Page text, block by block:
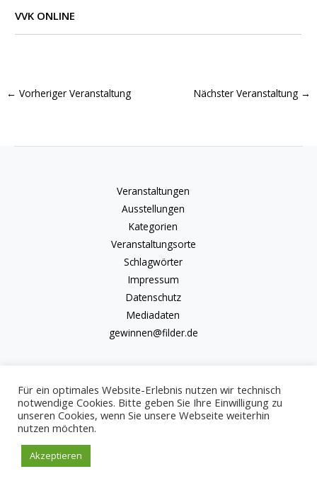
VVK ONLINE
← Vorheriger Veranstaltung Nächster Veranstaltung →
Veranstaltungen
Ausstellungen
Kategorien
Veranstaltungsorte
Schlagwörter
Impressum
Datenschutz
Mediadaten
gewinnen@filder.de
Copyright © 2026 kulturkalender-filder.de | Powered by kulturkalender-
Für ein optimales Website-Erlebnis nutzen wir technisch
notwendige Cookies. Bitte geben Sie Ihre Einwilligung zu
unseren Cookies, wenn Sie unsere Webseite weiterhin
nutzen möchten.
Akzeptieren